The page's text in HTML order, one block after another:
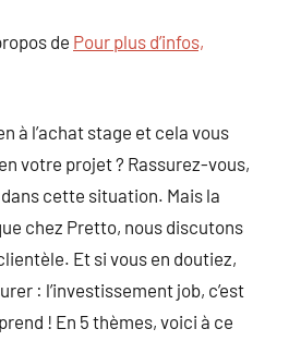
de Pour plus d’infos,
à l’achat stage et cela vous
votre projet ? Rassurez-vous,
dans cette situation. Mais la
chez Pretto, nous discutons
Et si vous en doutiez,
: l’investissement job, c’est
! En 5 thèmes, voici à ce